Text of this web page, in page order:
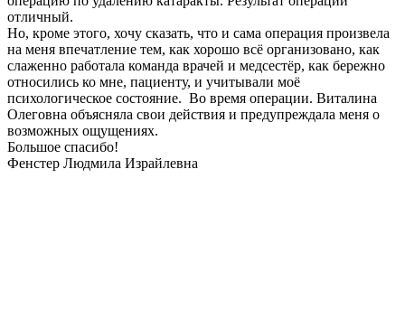
отличный.
Но, кроме этого, хочу сказать, что и сама операция произвела
на меня впечатление тем, как хорошо всё организовано, как
слаженно работала команда врачей и медсестёр, как бережно
относились ко мне, пациенту, и учитывали моё
психологическое состояние. Во время операции. Виталина
Олеговна объясняла свои действия и предупреждала меня о
возможных ощущениях.
Большое спасибо!
Фенстер Людмила Израйлевна